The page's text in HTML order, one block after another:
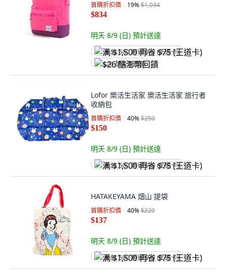
首購折扣價 19%$1,034
$834
明天 8/9 (日) 預計送達
满 $1,500 再省 $75 (王道卡)
$26 酷澎幣回饋
Lofor 樂活生活家 樂活生活家 旅行者
收納包
首購折扣價 40%$250
$150
明天 8/9 (日) 預計送達
满 $1,500 再省 $75 (王道卡)
HATAKEYAMA 畑山 提袋
首購折扣價 40%$229
$137
明天 8/9 (日) 預計送達
满 $1,500 再省 $75 (王道卡)